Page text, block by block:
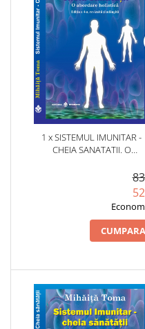
1 x SISTEMUL IMUNITAR -
CHEIA SANATATII. O
A 4-A, REVIZUITA SI